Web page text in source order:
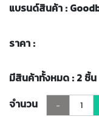
แบรนด์สินค้า :
ราคา :
มีสินค้าทั้งหมด : 2 ชิ้น
จำนวน
-